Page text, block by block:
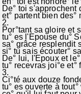
De° toi s'approchent
et° partent bien des°
2.
Por°tant sa gloire et
tu° es l'Epouse du°
sa° grâce resplendit
si° tu sais écouter°
De° lui, l'Epoux et le°
tu° recevras joi°e et°
3.
Ci°té aux douze
tu° es ouverte à tout°